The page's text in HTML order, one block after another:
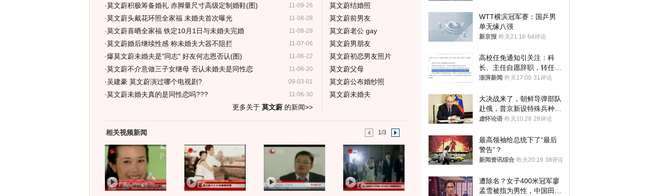
11-09-26
·莫文蔚积极筹备婚礼 赤脚量尺寸高级定制婚鞋(图)
11-08-28
·莫文蔚头戴花环照全家福 未婚夫首次曝光
11-08-28
·莫文蔚喜晒全家福 铁定10月1日与未婚夫完婚
11-07-06
·莫文蔚婚后继续性感 称未婚夫大器不阻拦
11-06-22
·爆莫文蔚未婚夫是"同志" 好友何志恩否认(图)
11-06-20
·莫文蔚不介意做三子女继母 否认未婚夫是同性恋
09-03-01
·吴建豪 莫文蔚演过哪个电视剧?
11-06-30
·莫文蔚未婚夫真的是同性恋吗???
更多关于 莫文蔚的新闻>>
莫文蔚结婚照
莫文蔚前男友
莫文蔚老公 gay
莫文蔚男朋友
莫文蔚初恋男友照片
莫文蔚父母
莫文蔚公布婚纱照
莫文蔚未婚夫
相关视频新闻 1/3
WTT横滨冠军赛：国乒男
单无缘八强
新京报 昨天21:16 64评论
高校任免通知引关注：科
长、主任自愿辞职，转任思
政辅导员
澎湃新闻 昨天17:00 31评论
大决战来了，朝鲜导弹部队
赴俄，普京新设特殊兵种，
76岁老将扛旗
虚怀论语 昨天10:28 28评论
最高领袖给总统下了“最后
警告”？
新闻资讯综合 昨天20:19 38评论
遭除名？女子400米冠军廖
孟雪被指为男性，中国田协